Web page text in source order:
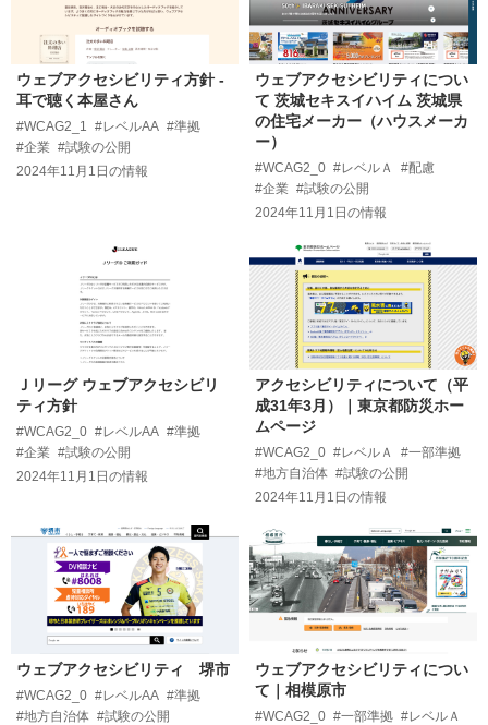
ウェブアクセシビリティ方針 -
耳で聴く本屋さん
#WCAG2_1 #レベルAA #準拠
#企業 #試験の公開
2024年11月1日 の情報
ウェブアクセシビリティについ
て 茨城セキスイハイム 茨城県
の住宅メーカー（ハウスメーカ
ー）
#WCAG2_0 #レベルＡ
#配慮
#企業 #試験の公開
2024年11月1日 の情報
Ｊリーグ ウェブアクセシビリ
ティ方針
#WCAG2_0 #レベルAA #準拠
#企業 #試験の公開
2024年11月1日 の情報
アクセシビリティについて（平
成31年3月）｜東京都防災ホー
ムページ
#WCAG2_0 #レベルＡ
#一部準拠
#地方自治体 #試験の公開
2024年11月1日 の情報
ウェブアクセシビリティ 堺市
#WCAG2_0 #レベルAA #準拠
#地方自治体 #試験の公開
ウェブアクセシビリティについ
て｜相模原市
#WCAG2_0 #一部準拠 #レベルＡ